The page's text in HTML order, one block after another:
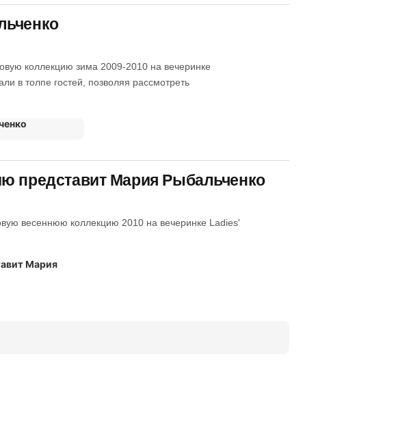
коллекцию зима 2009-2010 на вечеринке
в толпе гостей, позволяя рассмотреть
представит Мария Рыбальченко
весеннюю коллекцию 2010 на вечеринке Ladies'